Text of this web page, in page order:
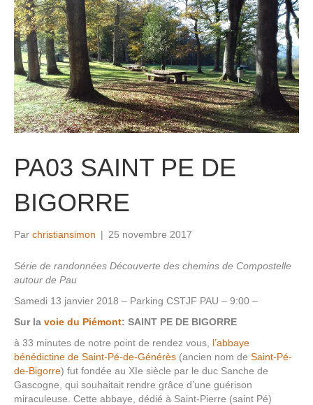
PA03 SAINT PE DE
BIGORRE
Par christiansimon | 25 novembre 2017
Série de randonnées Découverte des chemins de Compostelle
autour de Pau
Samedi 13 janvier 2018 – Parking CSTJF PAU – 9:00 –
Sur la voie du Piémont: SAINT PE DE BIGORRE
à 33 minutes de notre point de rendez vous, l’abbaye
bénédictine de Saint-Pé-de-Générès (ancien nom de Saint-Pé-
de-Bigorre) fut fondée au XIe siècle par le duc Sanche de
Gascogne, qui souhaitait rendre grâce d’une guérison
miraculeuse. Cette abbaye, dédié à Saint-Pierre (saint Pé)